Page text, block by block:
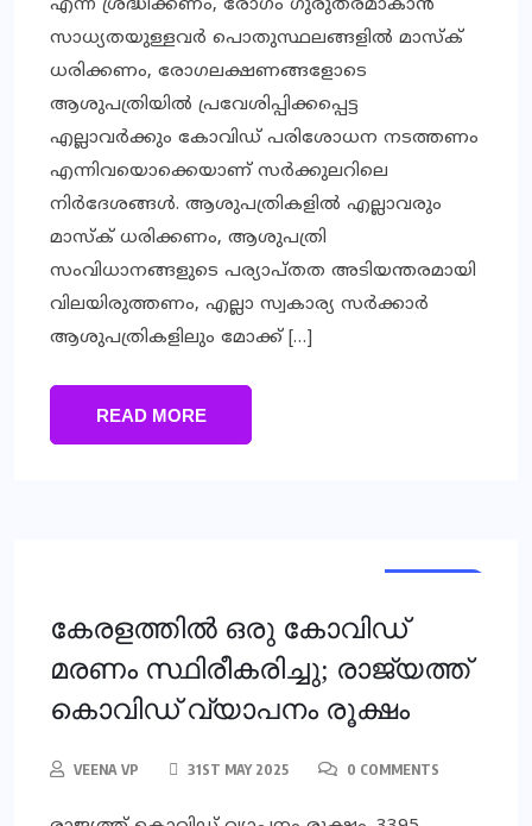
എന്ന് ശ്രദ്ധിക്കണം, രോഗം ഗുരുതരമാകാന്‍
സാധ്യതയുള്ളവര്‍ പൊതുസ്ഥലങ്ങളില്‍ മാസ്‌ക്
ധരിക്കണം, രോഗലക്ഷണങ്ങളോടെ
ആശുപത്രിയില്‍ പ്രവേശിപ്പിക്കപ്പെട്ട
എല്ലാവര്‍ക്കും കോവിഡ് പരിശോധന നടത്തണം
എന്നിവയൊക്കെയാണ് സര്‍ക്കുലറിലെ
നിര്‍ദേശങ്ങള്‍. ആശുപത്രികളില്‍ എല്ലാവരും
മാസ്‌ക് ധരിക്കണം, ആശുപത്രി
സംവിധാനങ്ങളുടെ പര്യാപ്തത അടിയന്തരമായി
വിലയിരുത്തണം, എല്ലാ സ്വകാര്യ സര്‍ക്കാര്‍
ആശുപത്രികളിലും മോക്ക് […]
READ MORE
കേരളത്തില്‍ ഒരു കോവിഡ്
മരണം സ്ഥിരീകരിച്ചു; രാജ്യത്ത്
കൊവിഡ് വ്യാപനം രൂക്ഷം
VEENA VP 31ST MAY 2025 0 COMMENTS